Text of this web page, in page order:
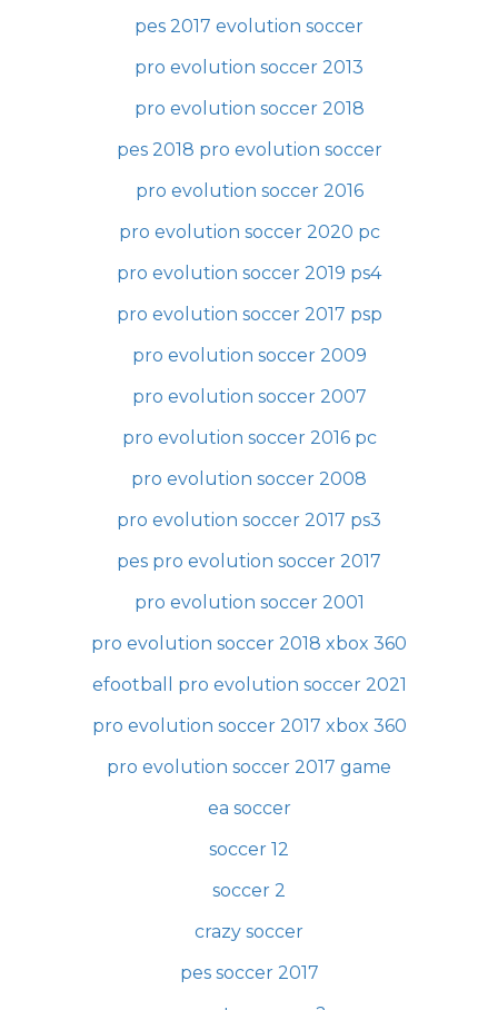
pes 2017 evolution soccer
pro evolution soccer 2013
pro evolution soccer 2018
pes 2018 pro evolution soccer
pro evolution soccer 2016
pro evolution soccer 2020 pc
pro evolution soccer 2019 ps4
pro evolution soccer 2017 psp
pro evolution soccer 2009
pro evolution soccer 2007
pro evolution soccer 2016 pc
pro evolution soccer 2008
pro evolution soccer 2017 ps3
pes pro evolution soccer 2017
pro evolution soccer 2001
pro evolution soccer 2018 xbox 360
efootball pro evolution soccer 2021
pro evolution soccer 2017 xbox 360
pro evolution soccer 2017 game
ea soccer
soccer 12
soccer 2
crazy soccer
pes soccer 2017